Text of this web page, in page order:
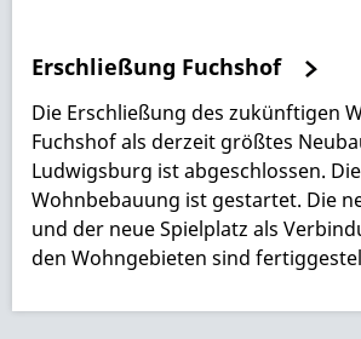
Erschließung Fuchshof
Die Erschließung des zukünftigen
Fuchshof als derzeit größtes
Ludwigsburg ist abgeschlossen. Die
Wohnbebauung ist gestartet. Die
und der neue Spielplatz als
den Wohngebieten sind